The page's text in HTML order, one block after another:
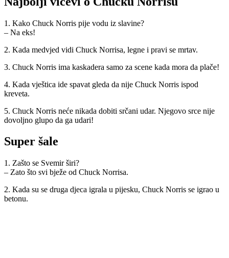
1. Kako Chuck Norris pije vodu iz slavine?
– Na eks!
2. Kada medvjed vidi Chuck Norrisa, legne i pravi se mrtav.
3. Chuck Norris ima kaskadera samo za scene kada mora da plače!
4. Kada vještica ide spavat gleda da nije Chuck Norris ispod
kreveta.
5. Chuck Norris neće nikada dobiti srčani udar. Njegovo srce nije
dovoljno glupo da ga udari!
Super šale
1. Zašto se Svemir širi?
– Zato što svi bježe od Chuck Norrisa.
2. Kada su se druga djeca igrala u pijesku, Chuck Norris se igrao u
betonu.